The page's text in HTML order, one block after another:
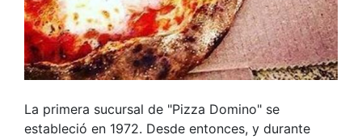
La primera sucursal de "Pizza Domino" se
estableció en 1972. Desde entonces, y durante